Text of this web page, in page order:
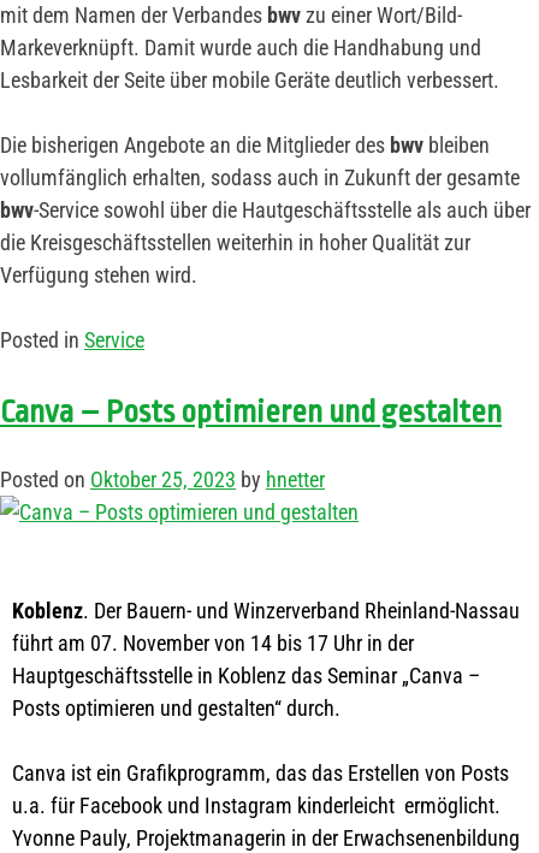
mit dem Namen der Verbandes bwvzu einer Wort/Bild-
Markeverknüpft. Damit wurde auch die Handhabung und
Lesbarkeit der Seite über mobile Geräte deutlich verbessert.
Die bisherigen Angebote an die Mitglieder des bwv bleiben
vollumfänglich erhalten, sodass auch in Zukunft der gesamte
bwv-Service sowohl über die Hautgeschäftsstelle als auch über
die Kreisgeschäftsstellen weiterhin in hoher Qualität zur
Verfügung stehen wird.
Posted in Service
Canva – Posts optimieren und gestalten
Posted on Oktober 25, 2023 by hnetter
Koblenz. Der Bauern- und Winzerverband Rheinland-Nassau
führt am 07. November von 14 bis 17 Uhr in der
Hauptgeschäftsstelle in Koblenz das Seminar „Canva –
Posts optimieren und gestalten“ durch.
Canva ist ein Grafikprogramm, das das Erstellen von Posts
u.a. für Facebook und Instagram kinderleicht ermöglicht.
Yvonne Pauly, Projektmanagerin in der Erwachsenenbildung